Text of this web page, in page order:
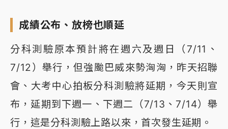
成績公布、放榜也順延
分科測驗原本預計將在週六及週日（7/11、
7/12）舉行，但強颱巴威來勢洶洶，昨天招聯
會、大考中心拍板分科測驗將延期，今天則宣
布，延期到下週一、下週二（7/13、7/14）舉
行，這是分科測驗上路以來，首次發生延期。